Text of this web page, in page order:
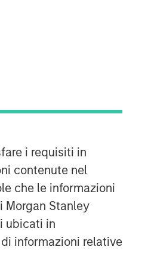
i requisiti in
contenute nel
che le informazioni
Morgan Stanley
ubicati in
informazioni relative
Capital
in the
consumer,
high-growth